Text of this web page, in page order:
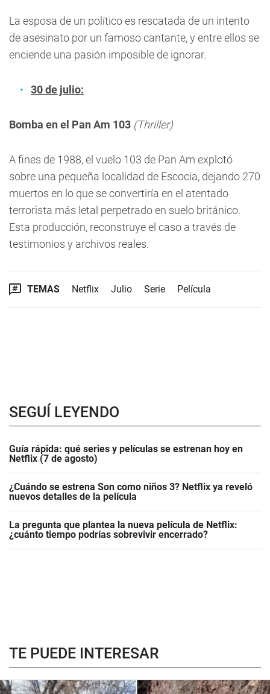
La esposa de un político es rescatada de un intento
de asesinato por un famoso cantante, y entre ellos se
enciende una pasión imposible de ignorar.
30 de julio:
Bomba en el Pan Am 103 (Thriller)
A fines de 1988, el vuelo 103 de Pan Am explotó
sobre una pequeña localidad de Escocia, dejando 270
muertos en lo que se convertiría en el atentado
terrorista más letal perpetrado en suelo británico.
Esta producción, reconstruye el caso a través de
testimonios y archivos reales.
TEMAS Netflix Julio Serie Película
SEGUÍ LEYENDO
Guía rápida: qué series y películas se estrenan hoy en
Netflix (7 de agosto)
¿Cuándo se estrena Son como niños 3? Netflix ya reveló
nuevos detalles de la película
La pregunta que plantea la nueva película de Netflix:
¿cuánto tiempo podrías sobrevivir encerrado?
TE PUEDE INTERESAR